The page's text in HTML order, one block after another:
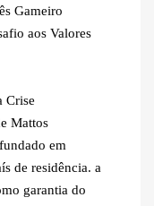
Gameiro
aos Valores
Crise
Mattos
em
de residência. a
garantia do